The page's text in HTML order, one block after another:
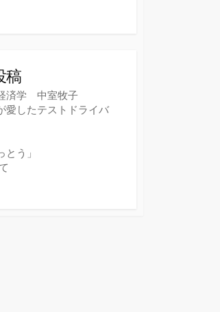
稿
済学 中室牧子
愛したテストドライバ
う」